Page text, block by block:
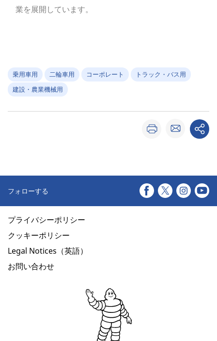
業を展開しています。
乗用車用 二輪車用 コーポレート
トラック・バス用
建設・農業機械用
フォローする
プライバシーポリシー
クッキーポリシー
Legal Notices（英語）
お問い合わせ